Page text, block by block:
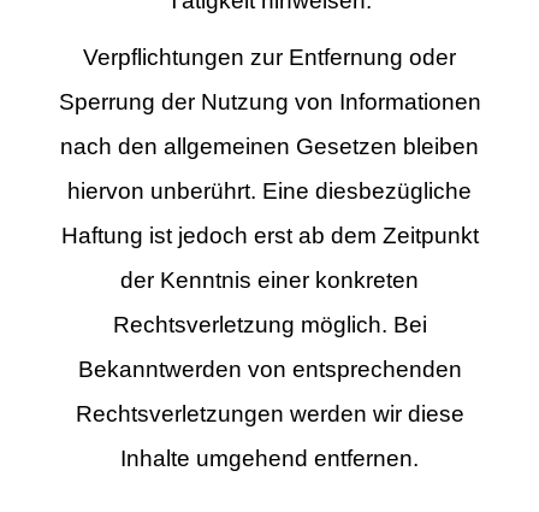
Verpflichtungen zur Entfernung oder
Sperrung der Nutzung von Informationen
nach den allgemeinen Gesetzen bleiben
hiervon unberührt. Eine diesbezügliche
Haftung ist jedoch erst ab dem Zeitpunkt
der Kenntnis einer konkreten
Rechtsverletzung möglich. Bei
Bekanntwerden von entsprechenden
Rechtsverletzungen werden wir diese
Inhalte umgehend entfernen.